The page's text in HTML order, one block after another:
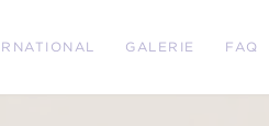
GALERIE FAQ